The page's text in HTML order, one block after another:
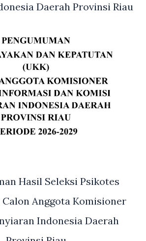
Daerah Provinsi Riau
Hasil Seleksi Psikotes
Anggota Komisioner
Indonesia Daerah